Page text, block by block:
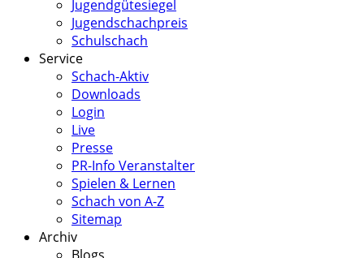
Jugendgütesiegel
Jugendschachpreis
Schulschach
Service
Schach-Aktiv
Downloads
Login
Live
Presse
PR-Info Veranstalter
Spielen & Lernen
Schach von A-Z
Sitemap
Archiv